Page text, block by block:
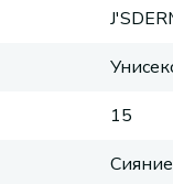
15
Сияние